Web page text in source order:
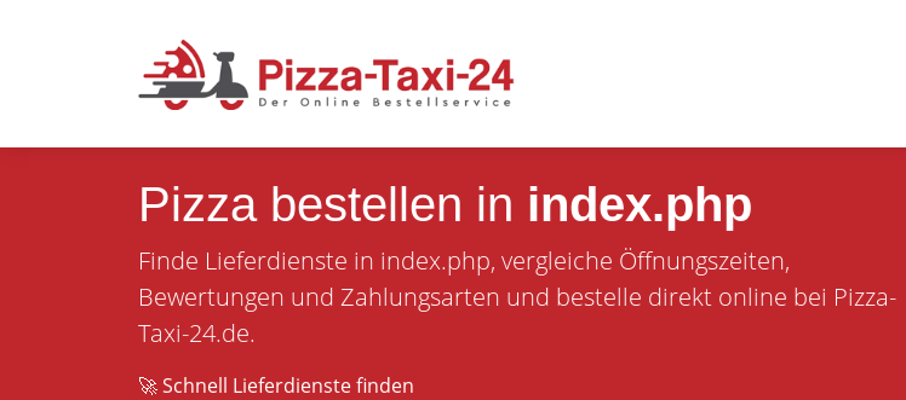
Pizza bestellen in index.php
Finde Lieferdienste in index.php, vergleiche Öffnungszeiten,
Bewertungen und Zahlungsarten und bestelle direkt online bei Pizza-
Taxi-24.de.
🚀 Schnell Lieferdienste finden